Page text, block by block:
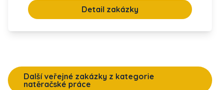
Detail zakázky
Další veřejné zakázky z kategorie
natěračské práce